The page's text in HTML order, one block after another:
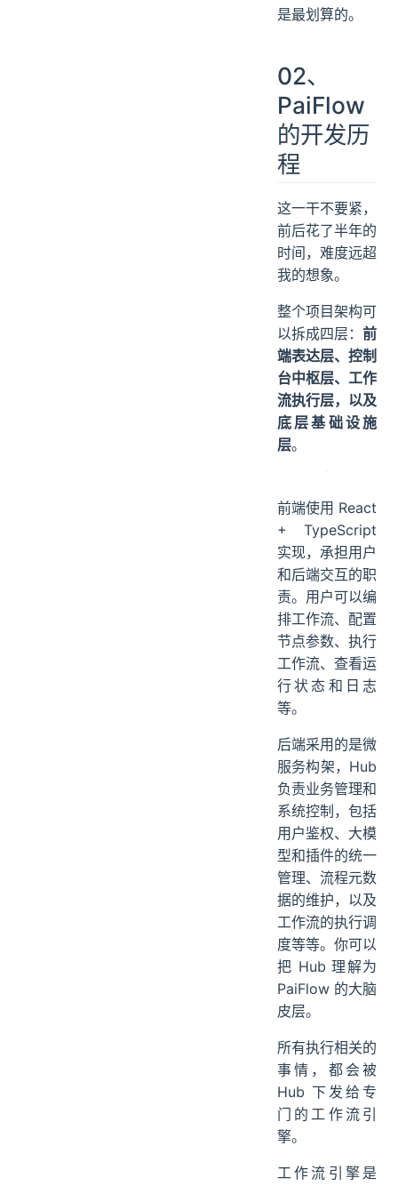
元锁定一整年的
是最划算的。
02、
PaiFlow
程
这一干不要紧，
前后花了半年的
时间，难度远超
我的想象。
整个项目架构可
以拆成四层：前
端表达层、控制
台中枢层、工作
流执行层，以及
层。
前端使用 React
+ TypeScript
实现，承担用户
和后端交互的职
责。用户可以编
排工作流、配置
节点参数、执行
工作流、查看运
行状态和日志
等。
后端采用的是微
服务构架，Hub
负责业务管理和
系统控制，包括
用户鉴权、大模
型和插件的统一
管理、流程元数
据的维护，以及
工作流的执行调
度等等。你可以
把 Hub 理解为
PaiFlow 的大脑
皮层。
所有执行相关的
事情，都会被
Hub 下发给专
门的工作流引